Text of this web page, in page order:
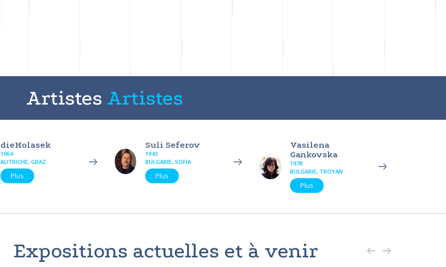
Artistes Artistes
dieHolasek
1964
AUTRICHE, GRAZ
Plus
Suli Seferov
1943
BULGARIE, SOFIA
Plus
Vasilena
Gankovska
1978
BULGARIE, TROYAN
Plus
Expositions actuelles et à venir